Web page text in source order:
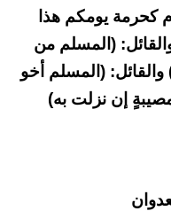
كحرمة يومكم هذا
(المسلم من
(المسلم أخو
إن نزلت به)